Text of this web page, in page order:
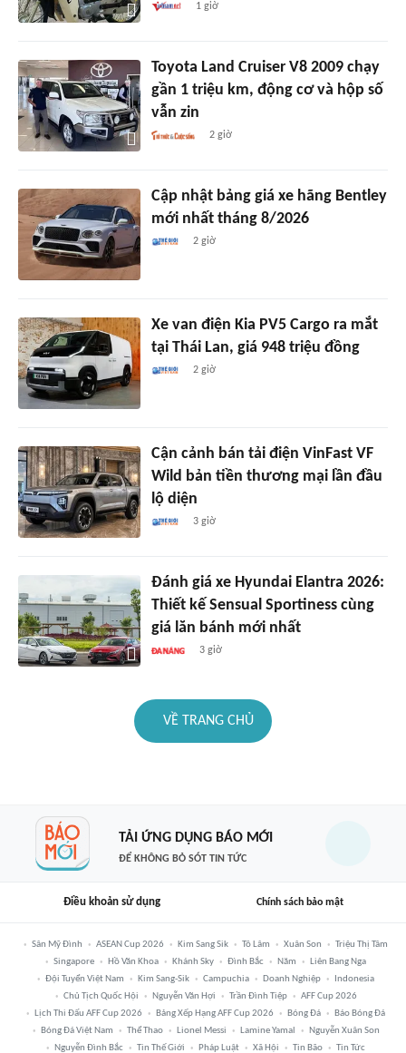
1 giờ
Toyota Land Cruiser V8 2009 chạy
gần 1 triệu km, động cơ và hộp số
vẫn zin
2 giờ
Cập nhật bảng giá xe hãng Bentley
mới nhất tháng 8/2026
2 giờ
Xe van điện Kia PV5 Cargo ra mắt
tại Thái Lan, giá 948 triệu đồng
2 giờ
Cận cảnh bán tải điện VinFast VF
Wild bản tiền thương mại lần đầu
lộ diện
3 giờ
Đánh giá xe Hyundai Elantra 2026:
Thiết kế Sensual Sportiness cùng
giá lăn bánh mới nhất
3 giờ
VỀ TRANG CHỦ
TẢI ỨNG DỤNG BÁO MỚI
ĐỂ KHÔNG BỎ SÓT TIN TỨC
Điều khoản sử dụng Chính sách bảo mật
Sân Mỹ Đình ASEAN Cup 2026 Kim Sang Sik Tô Lâm Xuân Son
Triệu Thị Tâm
Singapore
Hồ Văn Khoa Khánh Sky Đình Bắc Năm
Liên Bang Nga
Đội Tuyển Việt Nam
Kim Sang-Sik Campuchia Doanh Nghiệp
Indonesia
Chủ Tịch Quốc Hội
Nguyễn Văn Hợi Trần Đình Tiệp
AFF Cup 2026
Lịch Thi Đấu AFF Cup 2026
Bảng Xếp Hạng AFF Cup 2026 Bóng Đá
Báo Bóng Đá
Bóng Đá Việt Nam
Thể Thao Lionel Messi Lamine Yamal
Nguyễn Xuân Son
Nguyễn Đình Bắc
Tin Thế Giới Pháp Luật Xã Hội Tin Bão Tin Tức